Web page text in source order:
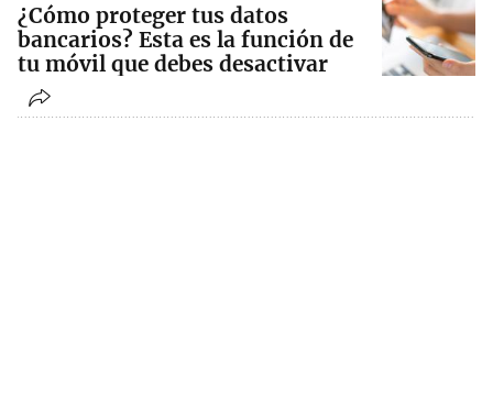
¿Cómo proteger tus datos
bancarios? Esta es la función de
tu móvil que debes desactivar